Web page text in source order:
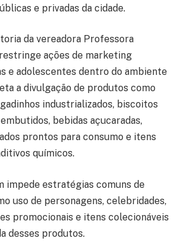
e privadas da cidade.
da vereadora Professora
ações de marketing
e adolescentes dentro do ambiente
a divulgação de produtos como
industrializados, biscoitos
bebidas açucaradas,
prontos para consumo e itens
químicos.
impede estratégias comuns de
uso de personagens, celebridades,
promocionais e itens colecionáveis
desses produtos.